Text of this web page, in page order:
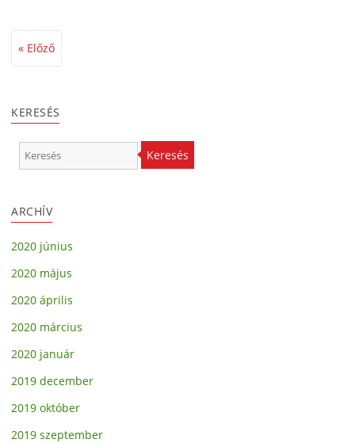
« Előző
KERESÉS
Keresés
ARCHÍV
2020 június
2020 május
2020 április
2020 március
2020 január
2019 december
2019 október
2019 szeptember